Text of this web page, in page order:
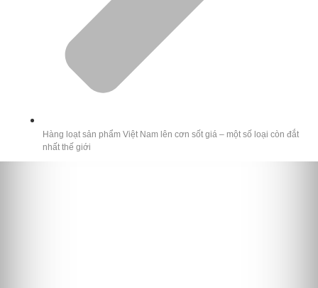
Hàng loạt sản phẩm Việt Nam lên cơn sốt giá – một số loại còn đắt
nhất thế giới